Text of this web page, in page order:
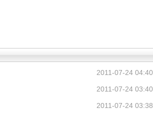
2011-07-24 04:40
2011-07-24 03:40
2011-07-24 03:38